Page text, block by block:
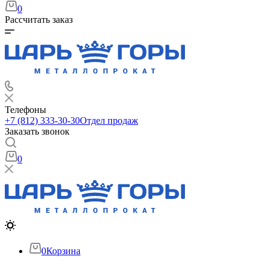
0
Рассчитать заказ
Телефоны
+7 (812) 333-30-30Отдел продаж
Заказать звонок
0
0Корзина